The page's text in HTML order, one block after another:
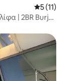
Μέση
5 (11)
| 2BR Burj